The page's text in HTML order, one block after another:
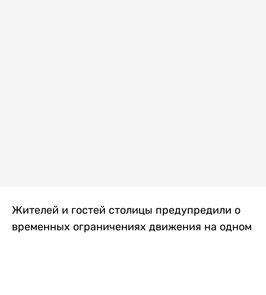
Жителей и гостей столицы предупредили о
временных ограничениях движения на одном